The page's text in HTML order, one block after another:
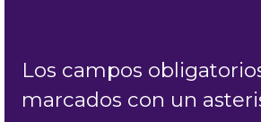
Los campos
marcados con un